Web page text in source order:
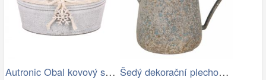
Autronic Obal kovový s dřevěnou vločkou… Šedý dekorační plechový džbánek s…